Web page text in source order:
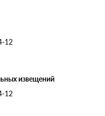
12
извещений
12